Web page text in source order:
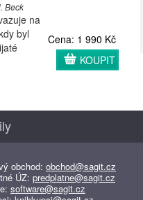
Beck
na
byl
Cena: 1 990 Kč
KOUPIT
obchod: obchod@sagit.cz
ÚZ: predplatne@sagit.cz
software@sagit.cz